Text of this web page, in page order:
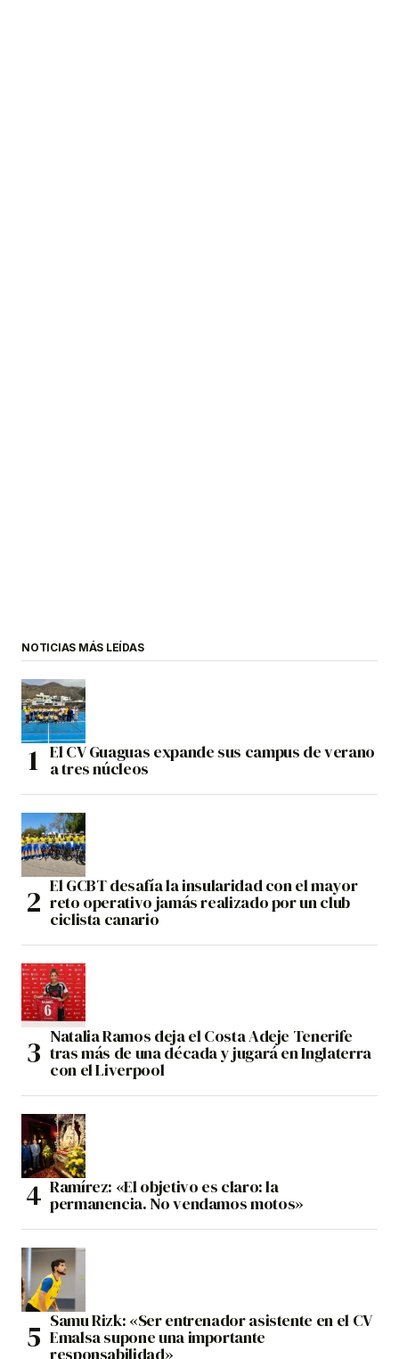
NOTICIAS MÁS LEÍDAS
El CV Guaguas expande sus campus de verano
a tres núcleos
El GCBT desafía la insularidad con el mayor
reto operativo jamás realizado por un club
ciclista canario
Natalia Ramos deja el Costa Adeje Tenerife
tras más de una década y jugará en Inglaterra
con el Liverpool
Ramírez: «El objetivo es claro: la
permanencia. No vendamos motos»
Samu Rizk: «Ser entrenador asistente en el CV
Emalsa supone una importante
responsabilidad»